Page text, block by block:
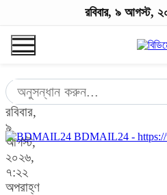
রবিবার,
৯
আগস্ট,
২০২৬,
৭:২২
অপরাহ্ণ
BDMAIL24 -
রবিবার, ৯ আগস্ট,